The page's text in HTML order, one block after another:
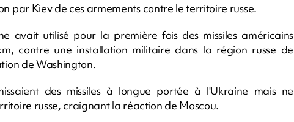
par Kiev de ces armements contre le territoire russe.
avait utilisé pour la première fois des missiles américains
contre une installation militaire dans la région russe de
de Washington.
des missiles à longue portée à l'Ukraine mais ne
russe, craignant la réaction de Moscou.